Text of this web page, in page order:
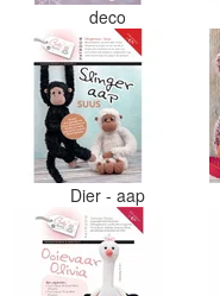
deco
Dier - aap